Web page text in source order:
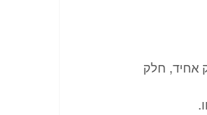
7 דקות עד שנוצר בצק אחיד, חלק